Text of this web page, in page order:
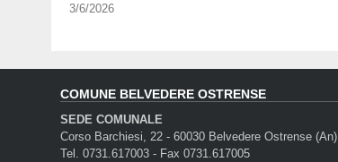
3/6/2026
COMUNE BELVEDERE OSTRENSE
SEDE COMUNALE
Corso Barchiesi, 22 - 60030 Belvedere Ostrense (An)
Tel. 0731.617003 - Fax 0731.617005